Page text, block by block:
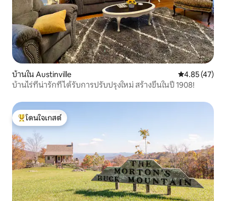
บ้านใน Austinville คะแนนเฉลี่ย
4.85 (47)
บ้านไร่ที่น่ารักที่ได้รับการปรับปรุงใหม่ สร้างขึ้นในปี 1908!
โดนใจเกสต์ที่สุด
โดนใจเกสต์